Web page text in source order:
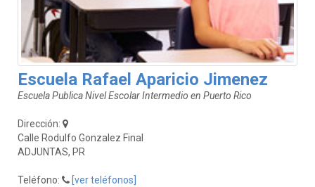
Escuela Rafael Aparicio Jimenez
Escuela Publica Nivel Escolar Intermedio en Puerto Rico
Dirección:
Calle Rodulfo Gonzalez Final
ADJUNTAS, PR
Teléfono:
[ver teléfonos]